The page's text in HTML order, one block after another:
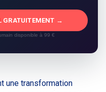
GRATUITEMENT →
disponible à 99 €
une transformation